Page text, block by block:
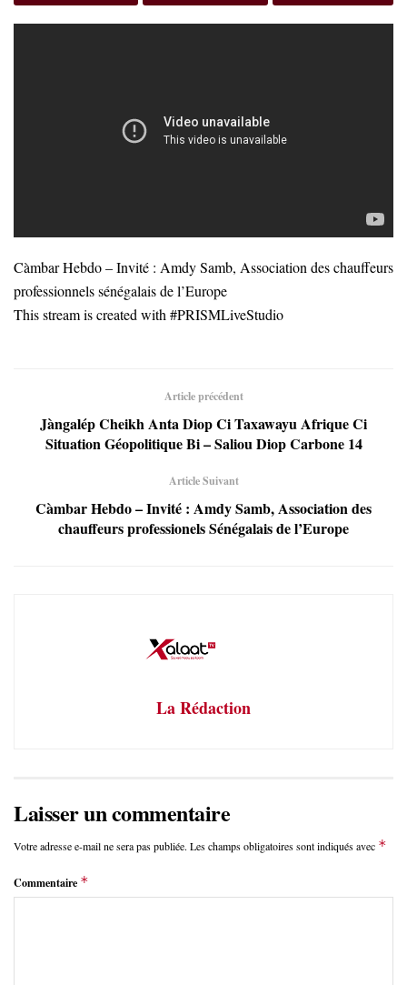
Càmbar Hebdo – Invité : Amdy Samb, Association des chauffeurs
professionnels sénégalais de l’Europe
This stream is created with #PRISMLiveStudio
Article précédent
Jàngalép Cheikh Anta Diop Ci Taxawayu Afrique Ci
Situation Géopolitique Bi – Saliou Diop Carbone 14
Article Suivant
Càmbar Hebdo – Invité : Amdy Samb, Association des
chauffeurs professionels Sénégalais de l’Europe
La Rédaction
Laisser un commentaire
Votre adresse e-mail ne sera pas publiée. Les champs obligatoires sont indiqués avec *
Commentaire *